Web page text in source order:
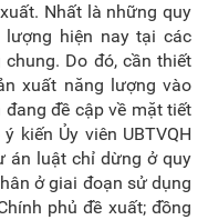
Nhất là những quy
hiện nay tại các
Do đó, cần thiết
xuất năng lượng vào
đề cập về mặt tiết
kiến Ủy viên UBTVQH
án luật chỉ dừng ở quy
ở giai đoạn sử dụng
phủ đề xuất; đồng